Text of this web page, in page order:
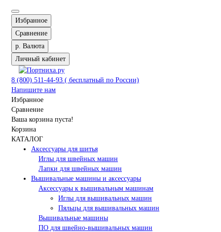
Избранное
Сравнение
р. Валюта
Личный кабинет
8 (800) 511-44-93 ( бесплатный по России)
Напишите нам
Избранное
Сравнение
Ваша корзина пуста!
Корзина
КАТАЛОГ
Аксессуары для шитья
Иглы для швейных машин
Лапки для швейных машин
Вышивальные машины и аксессуары
Аксессуары к вышивальным машинам
Иглы для вышивальных машин
Пяльцы для вышивальных машин
Вышивальные машины
ПО для швейно-вышивальных машин